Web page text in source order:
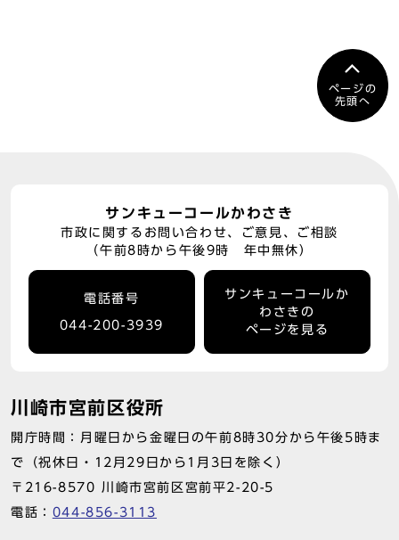
ページの
先頭へ
サンキューコールかわさき
市政に関するお問い合わせ、ご意見、ご相談
（午前8時から午後9時 年中無休）
電話番号
044-200-3939
サンキューコールか
わさきの
ページを見る
川崎市宮前区役所
開庁時間：月曜日から金曜日の午前8時30分から午後5時ま
で（祝休日・12月29日から1月3日を除く）
〒216-8570 川崎市宮前区宮前平2-20-5
電話： 044-856-3113